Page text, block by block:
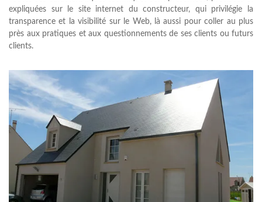
expliquées sur le site internet du constructeur, qui privilégie la
transparence et la visibilité sur le Web, là aussi pour coller au plus
près aux pratiques et aux questionnements de ses clients ou futurs
clients.